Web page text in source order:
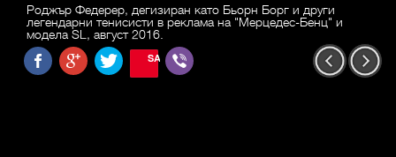
Роджър Федерер, дегизиран като Бьорн Борг и други
легендарни тенисисти в реклама на "Мерцедес-Бенц" и
модела SL, август 2016.
SAVE